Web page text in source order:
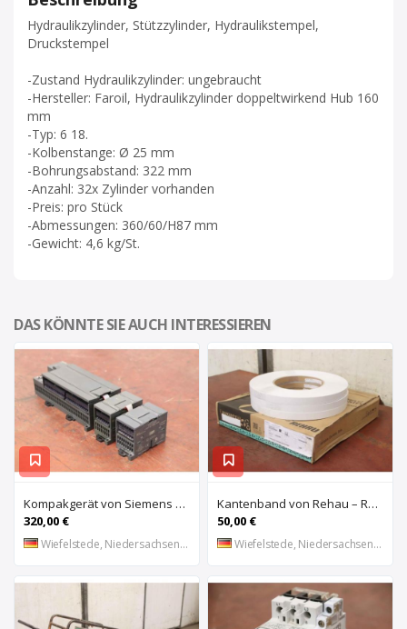
Hydraulikzylinder, Stützzylinder, Hydraulikstempel,
Druckstempel
-Zustand Hydraulikzylinder: ungebraucht
-Hersteller: Faroil, Hydraulikzylinder doppeltwirkend Hub 160
mm
-Typ: 6 18.
-Kolbenstange: Ø 25 mm
-Bohrungsabstand: 322 mm
-Anzahl: 32x Zylinder vorhanden
-Preis: pro Stück
-Abmessungen: 360/60/H87 mm
-Gewicht: 4,6 kg/St.
DAS KÖNNTE SIE AUCH INTERESSIEREN
Kompakgerät von Siemens – 6ES7 216-2AD22-OXBO 6ES 221-1BF22-OXAO
320,00 €
Wiefelstede, Niedersachsen, DE
Kantenband von Rehau – Raukantex FP 28/1 97556
50,00 €
Wiefelstede, Niedersachsen, DE